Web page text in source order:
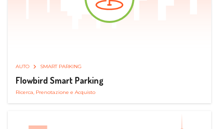
AUTO SMART PARKING
Flowbird Smart Parking
Ricerca, Prenotazione e Acquisto